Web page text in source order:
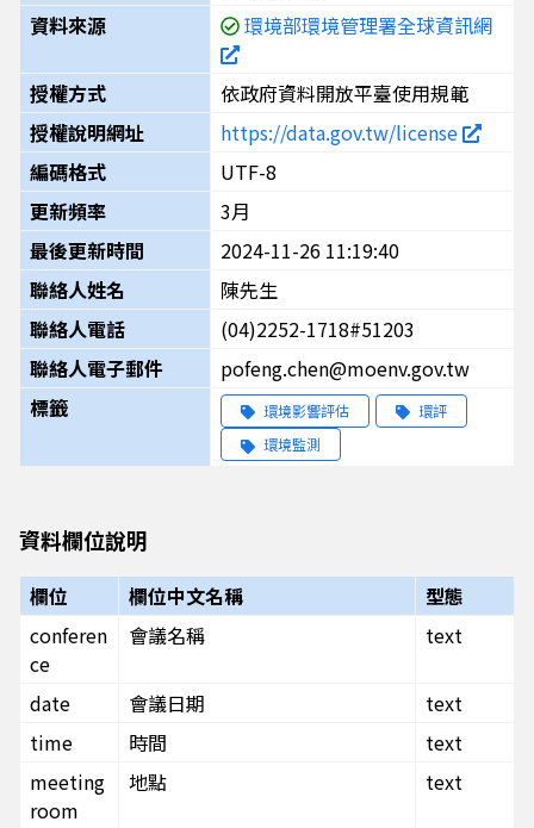
資料來源
環境部環境管理署全球資訊網
授權方式
依政府資料開放平臺使用規範
授權說明網址
https://data.gov.tw/license
編碼格式
UTF-8
更新頻率
3月
最後更新時間
2024-11-26 11:19:40
聯絡人姓名
陳先生
聯絡人電話
(04)2252-1718#51203
聯絡人電子郵件
pofeng.chen@moenv.gov.tw
標籤
環境影響評估
環評
環境監測
資料欄位說明
欄位 欄位中文名稱
型態
conferen
ce
會議名稱 text
date 會議日期
text
time
時間
text
meeting
room
地點 text